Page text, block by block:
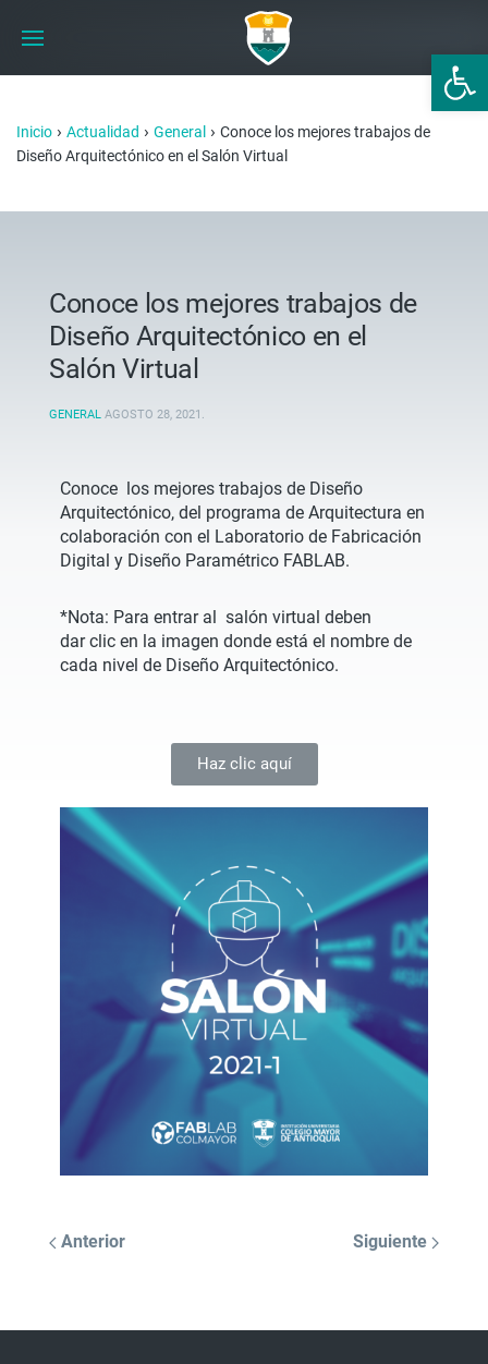
Abrir
Inicio › Actualidad › General › Conoce los mejores trabajos de
Diseño Arquitectónico en el Salón Virtual
Conoce los mejores trabajos de
Diseño Arquitectónico en el
Salón Virtual
GENERAL AGOSTO 28, 2021 .
Conoce los mejores trabajos de Diseño
Arquitectónico, del programa de Arquitectura en
colaboración con el Laboratorio de Fabricación
Digital y Diseño Paramétrico FABLAB.
*Nota: Para entrar al salón virtual deben
dar clic en la imagen donde está el nombre de
cada nivel de Diseño Arquitectónico.
Haz clic aquí
Anterior Siguiente